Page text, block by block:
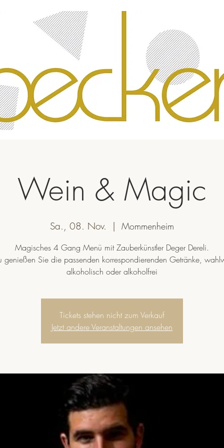
Wein & Magic
Sa., 08. Nov.
  |
Mommenheim
Magisches 4 Gang Menü mit Zauberkünstler Deger Dereli.
genießen Sie die passenden korrespondierenden Getränke,
alkoholisch oder alkoholfrei
Tickets stehen nicht zum Verkauf
Jetzt andere Veranstaltungen ansehen